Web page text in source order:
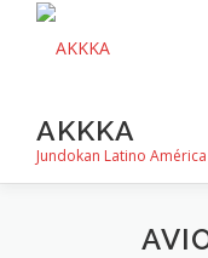
Saltar
AKKKA
Jundokan Latino América